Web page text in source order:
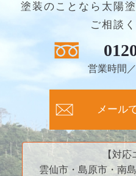
塗装のことなら太陽
ご相談
営業時間
メール
【対応
雲仙市・島原市・南